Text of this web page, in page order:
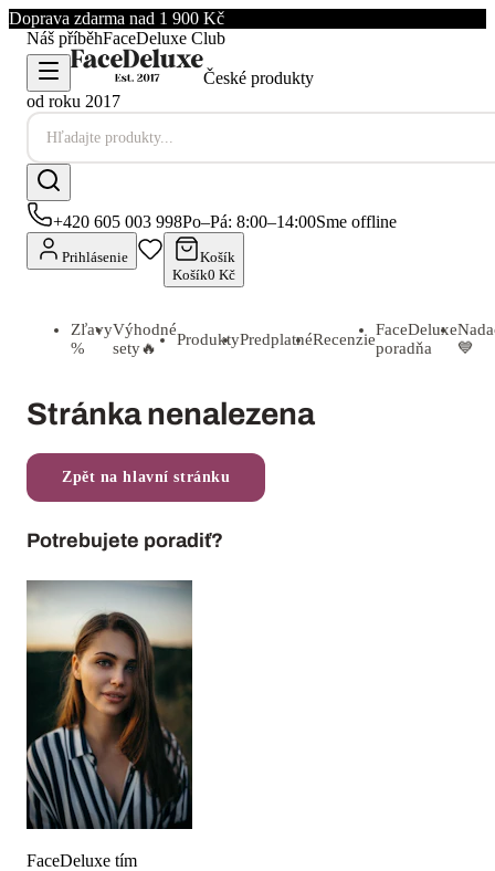
Stránka nenalezena
Zpět na hlavní stránku
Potrebujete poradiť?
FaceDeluxe tím
Sme tu pre vás
info@facedeluxe.cz
+420 605 003 998
Po–Pá: 8:00–14:00
Zákaznícky servis
Sledovanie objednávky
Doprava a platba
Vrátenie tovaru
Odstoupit od smlouvy
Overovanie recenzií